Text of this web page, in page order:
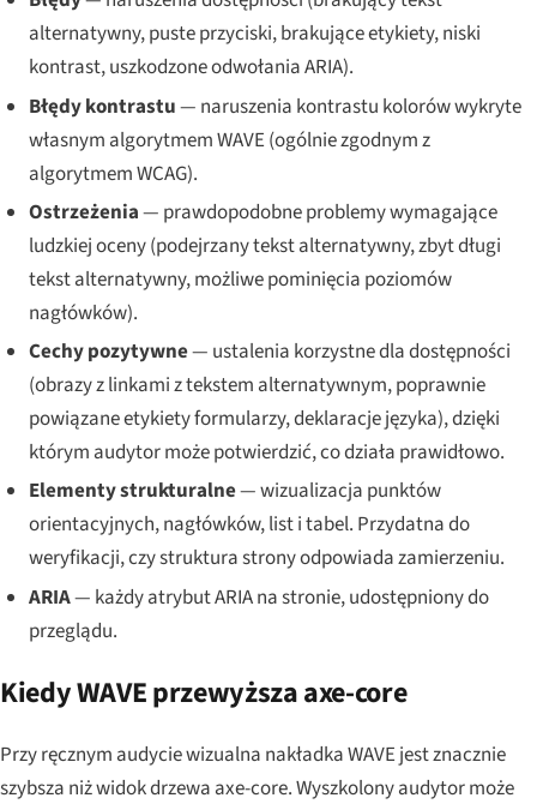
alternatywny, puste przyciski, brakujące etykiety, niski
kontrast, uszkodzone odwołania ARIA).
Błędy kontrastu— naruszenia kontrastu kolorów wykryte
własnym algorytmem WAVE (ogólnie zgodnym z
algorytmem WCAG).
Ostrzeżenia— prawdopodobne problemy wymagające
ludzkiej oceny (podejrzany tekst alternatywny, zbyt długi
tekst alternatywny, możliwe pominięcia poziomów
nagłówków).
Cechy pozytywne— ustalenia korzystne dla dostępności
(obrazy z linkami z tekstem alternatywnym, poprawnie
powiązane etykiety formularzy, deklaracje języka), dzięki
którym audytor może potwierdzić, co działa prawidłowo.
Elementy strukturalne— wizualizacja punktów
orientacyjnych, nagłówków, list i tabel. Przydatna do
weryfikacji, czy struktura strony odpowiada zamierzeniu.
ARIA— każdy atrybut ARIA na stronie, udostępniony do
przeglądu.
Kiedy WAVE przewyższa axe-core
Przyręcznym audyciewizualna nakładka WAVE jest znacznie
szybsza niż widok drzewa axe-core. Wyszkolony audytor może